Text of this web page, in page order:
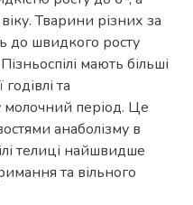
Тварини різних за
до швидкого росту
мають більші
та
молочний період. Це
анаболізму в
телиці найшвидше
та вільного